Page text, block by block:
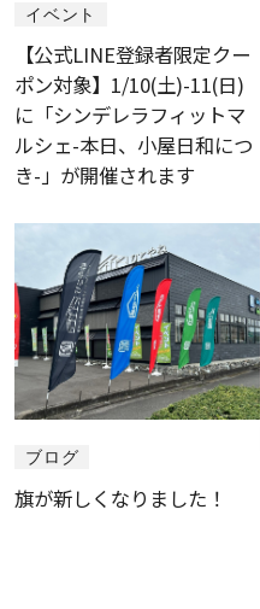
イベント
【公式LINE登録者限定クー
ポン対象】1/10(土)-11(日)
に「シンデレラフィットマ
ルシェ-本日、小屋日和につ
き-」が開催されます
ブログ
旗が新しくなりました！